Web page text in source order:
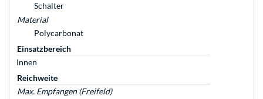
Schalter
Material
Polycarbonat
Einsatzbereich
Innen
Reichweite
Max. Empfangen (Freifeld)